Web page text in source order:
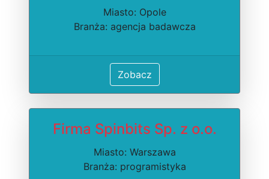
Miasto: Opole
Branża: agencja badawcza
Zobacz
Firma Spinbits Sp. z o.o.
Miasto: Warszawa
Branża: programistyka